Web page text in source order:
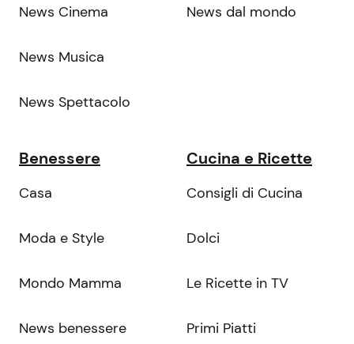
News Cinema
News Musica
News Spettacolo
News dal mondo
Benessere
Casa
Moda e Style
Mondo Mamma
News benessere
Cucina e Ricette
Consigli di Cucina
Dolci
Le Ricette in TV
Primi Piatti